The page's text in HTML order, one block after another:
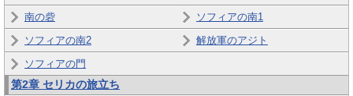
南の砦
ソフィアの南1
ソフィアの南2
解放軍のアジト
ソフィアの門
第2章 セリカの旅立ち